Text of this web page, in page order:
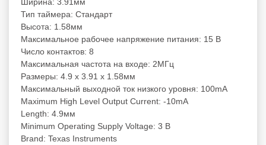
Тип таймера: Стандарт
Высота: 1.58мм
Максимальное рабочее напряжение питания: 15 В
Число контактов: 8
Максимальная частота на входе: 2МГц
Размеры: 4.9 x 3.91 x 1.58мм
Максимальный выходной ток низкого уровня: 100mA
Maximum High Level Output Current: -10mA
Length: 4.9мм
Minimum Operating Supply Voltage: 3 В
Brand: Texas Instruments